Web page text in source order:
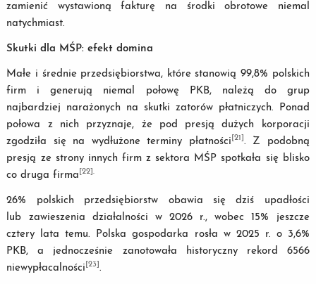
zamienić wystawioną fakturę na środki obrotowe niemal
natychmiast.
Skutki dla MŚP: efekt domina
Małe i średnie przedsiębiorstwa, które stanowią 99,8% polskich
firm i generują niemal połowę PKB, należą do grup
najbardziej narażonych na skutki zatorów płatniczych. Ponad
połowa z nich przyznaje, że pod presją dużych korporacji
zgodziła się na wydłużone terminy płatności [21] . Z podobną
presją ze strony innych firm z sektora MŚP spotkała się blisko
co druga firma [22].
26% polskich przedsiębiorstw obawia się dziś upadłości
lub zawieszenia działalności w 2026 r., wobec 15% jeszcze
cztery lata temu. Polska gospodarka rosła w 2025 r. o 3,6%
PKB, a jednocześnie zanotowała historyczny rekord 6566
niewypłacalności [23] .